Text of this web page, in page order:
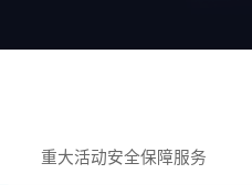
重大活动安全保障服务